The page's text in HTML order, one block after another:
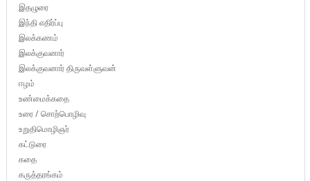
இதழுரை
இந்தி எதிர்ப்பு
இலக்கணம்
இலக்குவனார்
இலக்குவனார் திருவள்ளுவன்
ஈழம்
உண்மைக்கதை
உரை / சொற்பொழிவு
உறுதிமொழிஞர்
கட்டுரை
கதை
கருத்தரங்கம்